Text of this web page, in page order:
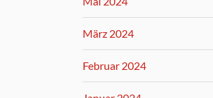
März 2024
Februar 2024